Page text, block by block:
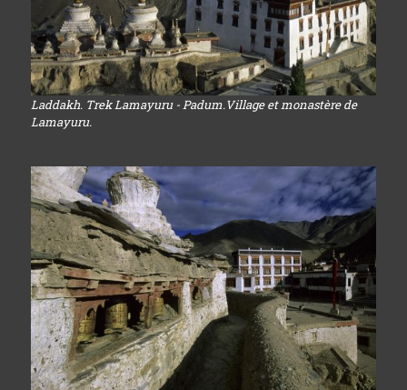
Laddakh. Trek Lamayuru - Padum.Village et monastère de
Lamayuru.